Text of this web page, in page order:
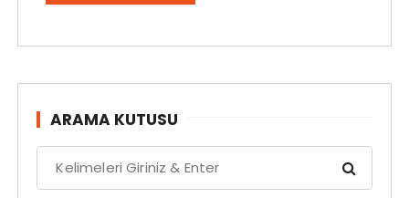
ARAMA KUTUSU